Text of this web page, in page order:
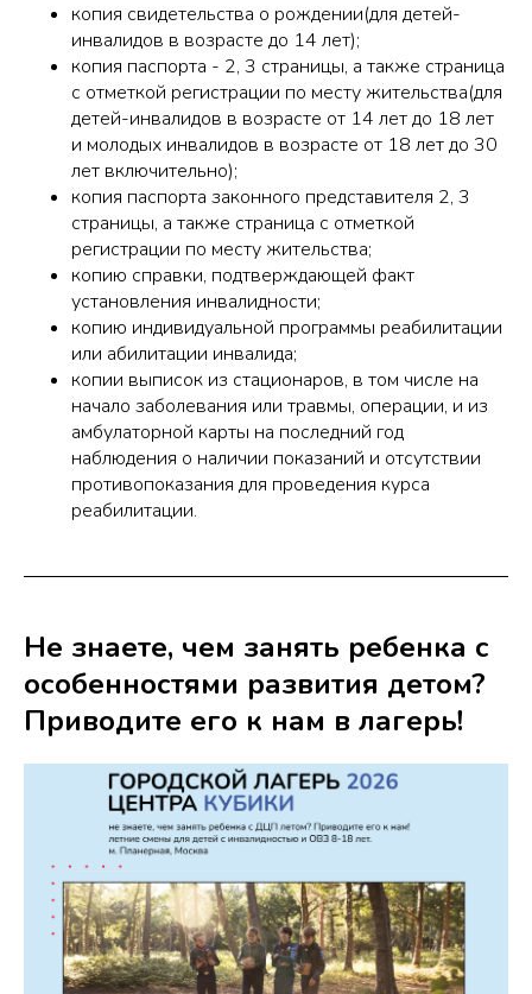
копия свидетельства о рождении(для детей-
инвалидов в возрасте до 14 лет);
копия паспорта - 2, 3 страницы, а также страница
с отметкой регистрации по месту жительства(для
детей-инвалидов в возрасте от 14 лет до 18 лет
и молодых инвалидов в возрасте от 18 лет до 30
лет включительно);
копия паспорта законного представителя 2, 3
страницы, а также страница с отметкой
регистрации по месту жительства;
копию справки, подтверждающей факт
установления инвалидности;
копию индивидуальной программы реабилитации
или абилитации инвалида;
копии выписок из стационаров, в том числе на
начало заболевания или травмы, операции, и из
амбулаторной карты на последний год
наблюдения о наличии показаний и отсутствии
противопоказания для проведения курса
реабилитации.
Не знаете, чем занять ребенка с
особенностями развития детом?
Приводите его к нам в лагерь!